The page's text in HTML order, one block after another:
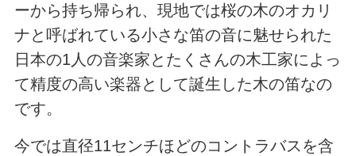
ーから持ち帰られ、現地では桜の木のオカリ
ナと呼ばれている小さな笛の音に魅せられた
日本の1人の音楽家とたくさんの木工家によっ
て精度の高い楽器として誕生した木の笛なの
です。
今では直径11センチほどのコントラバスを含